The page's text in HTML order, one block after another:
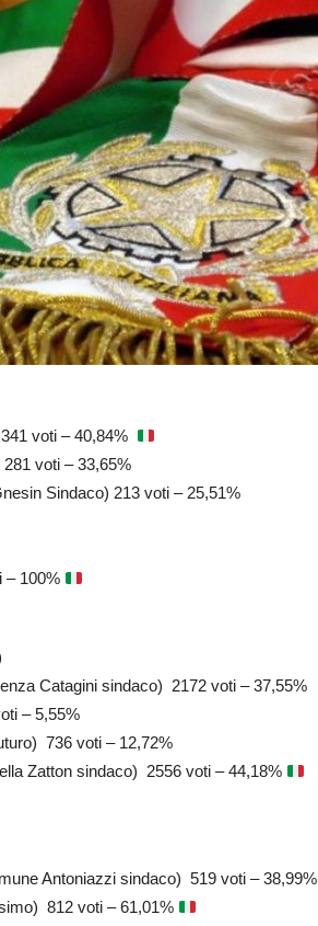
voti – 40,84%
voti – 33,65%
Sindaco) 213 voti – 25,51%
– 100%
Catagini sindaco) 2172 voti – 37,55%
– 5,55%
736 voti – 12,72%
Zatton sindaco) 2556 voti – 44,18%
Antoniazzi sindaco) 519 voti – 38,99%
812 voti – 61,01%